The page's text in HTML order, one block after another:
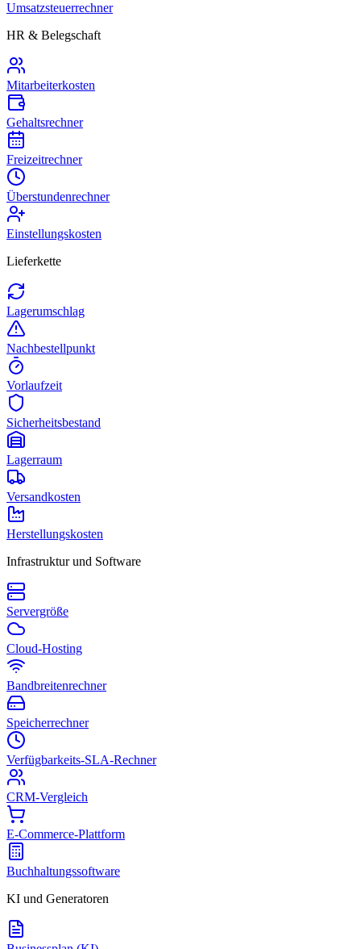
Umsatzsteuerrechner
HR & Belegschaft
Mitarbeiterkosten
Gehaltsrechner
Freizeitrechner
Überstundenrechner
Einstellungskosten
Lieferkette
Lagerumschlag
Nachbestellpunkt
Vorlaufzeit
Sicherheitsbestand
Lagerraum
Versandkosten
Herstellungskosten
Infrastruktur und Software
Servergröße
Cloud-Hosting
Bandbreitenrechner
Speicherrechner
Verfügbarkeits-SLA-Rechner
CRM-Vergleich
E-Commerce-Plattform
Buchhaltungssoftware
KI und Generatoren